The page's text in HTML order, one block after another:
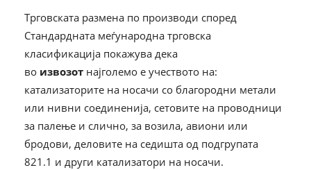
Трговската размена по производи според
Стандардната меѓународна трговска
класификација покажува дека
во извозот најголемо е учеството на:
катализаторите на носачи со благородни метали
или нивни соединенија, сетовите на проводници
за палење и слично, за возила, авиони или
бродови, деловите на седишта од подгрупата
821.1 и други катализатори на носачи.